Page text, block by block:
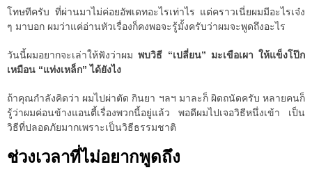
โทษทีครับ ที่ผ่านมาไม่ค่อยอัพเดทอะไรเท่าไร แต่คราวเนี่ยผมมีอะไรเจ๋ง
ๆ มาบอก ผมว่าแค่อ่านหัวเรื่องก็คงพอจะรู้มั้งครับว่าผมจะพูดถึงอะไร
วันนี้ผมอยากจะเล่าให้ฟังว่าผมพบวิธี “เปลี่ยน” มะเขือเผา ให้แข็งโป๊ก
เหมือน “แท่งเหล็ก” ได้ยังไง
ถ้าคุณกำลังคิดว่า ผมไปผ่าตัด กินยา ฯลฯ มาละก็ ผิดถนัดครับ หลายคนก็
รู้ว่าผมค่อนข้างแอนตี้เรื่องพวกนี้อยู่แล้ว พอดีผมไปเจอวิธีหนึ่งเข้า เป็น
วิธีที่ปลอดภัยมากเพราะเป็นวิธีธรรมชาติ
ช่วงเวลาที่ไม่อยากพูดถึง